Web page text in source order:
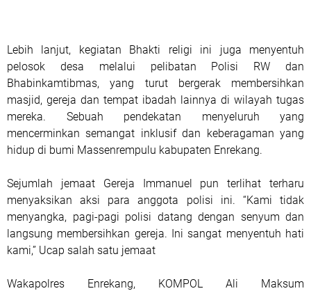
Lebih lanjut, kegiatan Bhakti religi ini juga menyentuh
pelosok desa melalui pelibatan Polisi RW dan
Bhabinkamtibmas, yang turut bergerak membersihkan
masjid, gereja dan tempat ibadah lainnya di wilayah tugas
mereka. Sebuah pendekatan menyeluruh yang
mencerminkan semangat inklusif dan keberagaman yang
hidup di bumi Massenrempulu kabupaten Enrekang.
Sejumlah jemaat Gereja Immanuel pun terlihat terharu
menyaksikan aksi para anggota polisi ini. “Kami tidak
menyangka, pagi-pagi polisi datang dengan senyum dan
langsung membersihkan gereja. Ini sangat menyentuh hati
kami,” Ucap salah satu jemaat
Wakapolres Enrekang, KOMPOL Ali Maksum